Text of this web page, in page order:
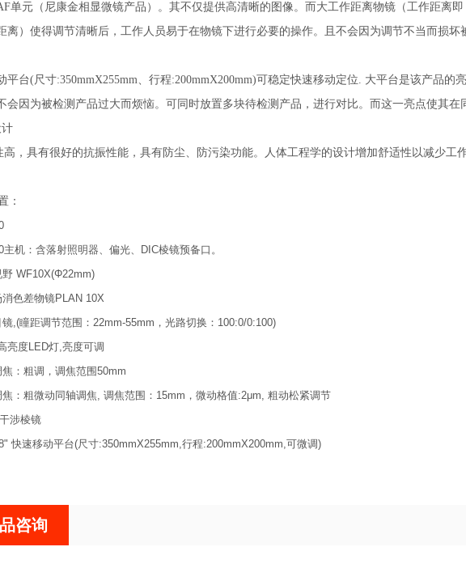
单元（尼康金相显微镜产品）。其不仅提供高清晰的图像。而大工作距离物镜（工作距离
离）使得调节清晰后，工作人员易于在物镜下进行必要的操作。且不会因为调节不当而损坏
(尺寸:350mmX255mm、行程:200mmX200mm)可稳定快速移动定位. 大平台是该产品的
会因为被检测产品过大而烦恼。可同时放置多块待检测产品，进行对比。而这一亮点使其在
具有很好的抗振性能，具有防尘、防污染功能。人体工程学的设计增加舒适性以减少工
：
主机：含落射照明器、偏光、DIC棱镜预备口。
野 WF10X(Φ22mm)
消色差物镜PLAN 10X
镜,(瞳距调节范围：22mm-55mm，光路切换：100:0/0:100)
亮度LED灯,亮度可调
焦：粗调，调焦范围50mm
焦：粗微动同轴调焦, 调焦范围：15mm，微动格值:2μm, 粗动松紧调节
涉棱镜
快速移动平台(尺寸:350mmX255mm,行程:200mmX200mm,可微调)
咨询